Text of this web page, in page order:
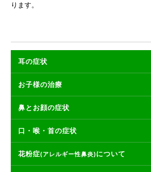
ります。
耳の症状
お子様の治療
鼻とお顔の症状
口・喉・首の症状
花粉症(アレルギー性鼻炎)について